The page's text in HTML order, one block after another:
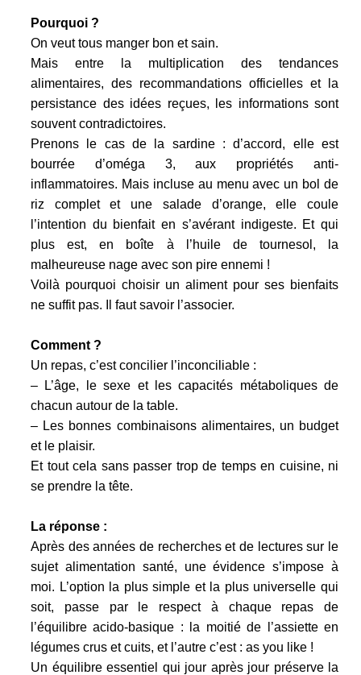
Pourquoi ?
On veut tous manger bon et sain.
Mais entre la multiplication des tendances
alimentaires, des recommandations officielles et la
persistance des idées reçues, les informations sont
souvent contradictoires.
Prenons le cas de la sardine : d’accord, elle est
bourrée d’oméga 3, aux propriétés anti-
inflammatoires. Mais incluse au menu avec un bol de
riz complet et une salade d’orange, elle coule
l’intention du bienfait en s’avérant indigeste. Et qui
plus est, en boîte à l’huile de tournesol, la
malheureuse nage avec son pire ennemi !
Voilà pourquoi choisir un aliment pour ses bienfaits
ne suffit pas. Il faut savoir l’associer.
Comment ?
Un repas, c’est concilier l’inconciliable :
– L’âge, le sexe et les capacités métaboliques de
chacun autour de la table.
– Les bonnes combinaisons alimentaires, un budget
et le plaisir.
Et tout cela sans passer trop de temps en cuisine, ni
se prendre la tête.
La réponse :
Après des années de recherches et de lectures sur le
sujet alimentation santé, une évidence s’impose à
moi. L’option la plus simple et la plus universelle qui
soit, passe par le respect à chaque repas de
l’équilibre acido-basique : la moitié de l’assiette en
légumes crus et cuits, et l’autre c’est : as you like !
Un équilibre essentiel qui jour après jour préserve la